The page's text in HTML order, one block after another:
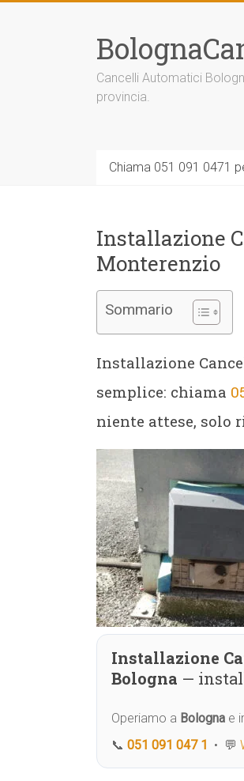
Cancelli Automatici
provincia.
Chiama 051 091 0471
Installazione
Monterenzio
Sommario
Installazione
semplice: chiama
niente attese, solo
Installazione
Bologna —
Operiamo a Bologna e
📞 051 091 047 1 • 💬